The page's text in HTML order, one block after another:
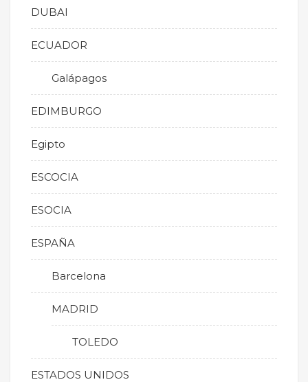
DUBAI
ECUADOR
Galápagos
EDIMBURGO
Egipto
ESCOCIA
ESOCIA
ESPAÑA
Barcelona
MADRID
TOLEDO
ESTADOS UNIDOS